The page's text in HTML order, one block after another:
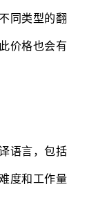
同类型的翻
价格也会有
语言，包括
度和工作量